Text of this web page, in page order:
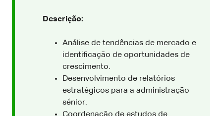
Descrição:
Análise de tendências de mercado e
identificação de oportunidades de
crescimento.
Desenvolvimento de relatórios
estratégicos para a administração
sénior.